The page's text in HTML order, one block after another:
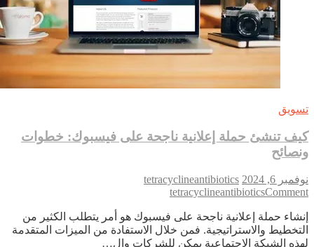
تنشئ حملة إعلانية ناجحة على فيسبوك: خطوات
6, 2024
tetracyclineantibiotics
tetracyclineantibiotics
on
تنشئ
حملة
حملة إعلانية ناجحة على فيسبوك هو أمر يتطلب الكثير من
والاستراتيجية. فمن خلال الاستفادة من الميزات المتقدمة
الشبكة الاجتماعية يمكن للشركات وال…